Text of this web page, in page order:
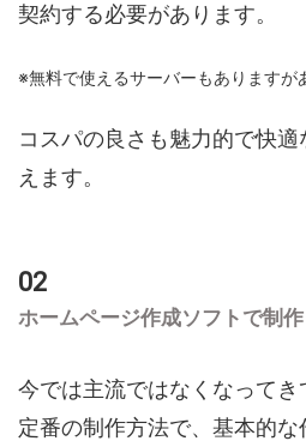
契約する必要があります。
※無料で使えるサーバーもありますが
コスパの良さも魅力的で快
えます。
ホームページ作成ソフトで制作
今では主流ではなくなって
定番の制作方法で、基本的な